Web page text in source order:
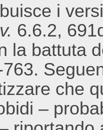
i
6.6.2,
la battuta
che
–